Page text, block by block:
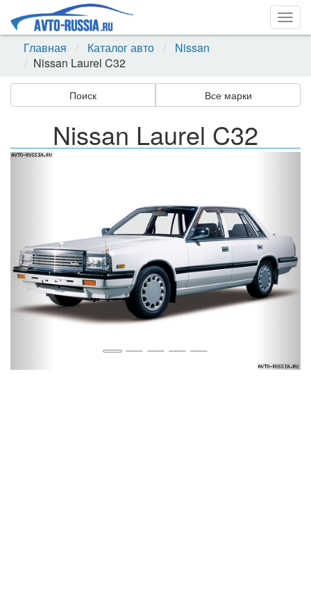
Главная
Каталог авто
Nissan
Nissan Laurel C32
Поиск Все марки
Nissan Laurel C32
Назад